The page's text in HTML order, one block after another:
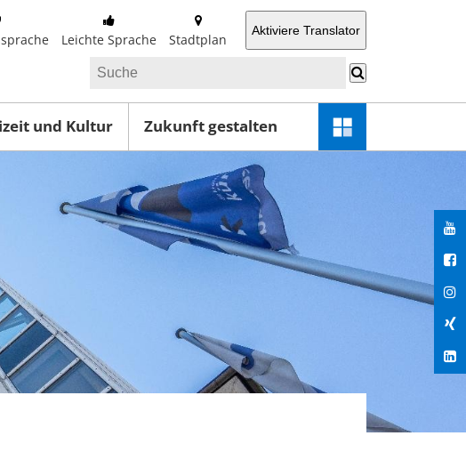
Leichte Sprache Stadtplan
Aktiviere Translator
und Kultur Zukunft gestalten
Schnellzugriff-
Menü